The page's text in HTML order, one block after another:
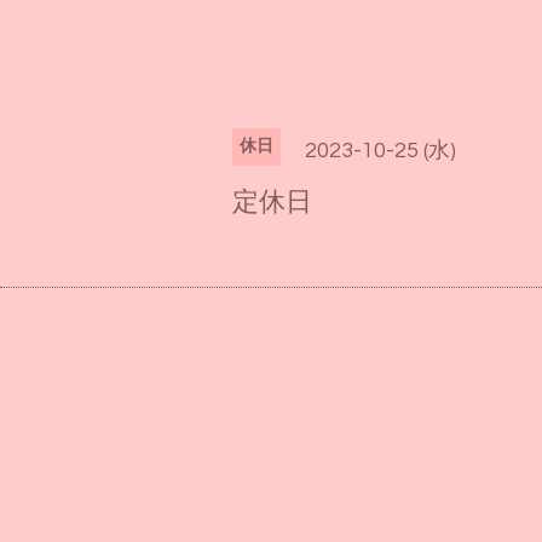
休日 2023-10-25 (水)
定休日